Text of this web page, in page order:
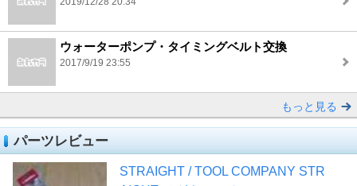
ウォーターポンプ・タイミングベルト交換
2017/9/19 23:55
もっと見る
パーツレビュー
STRAIGHT / TOOL COMPANY STR